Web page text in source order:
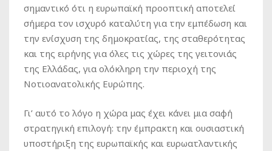
σημαντικό ότι η ευρωπαϊκή προοπτική αποτελεί
σήμερα τον ισχυρό καταλύτη για την εμπέδωση και
την ενίσχυση της δημοκρατίας, της σταθερότητας
και της ειρήνης για όλες τις χώρες της γειτονιάς
της Ελλάδας, για ολόκληρη την περιοχή της
Νοτιοανατολικής Ευρώπης.
Γι’ αυτό το λόγο η χώρα μας έχει κάνει μια σαφή
στρατηγική επιλογή: την έμπρακτη και ουσιαστική
υποστήριξη της ευρωπαϊκής και ευρωατλαντικής